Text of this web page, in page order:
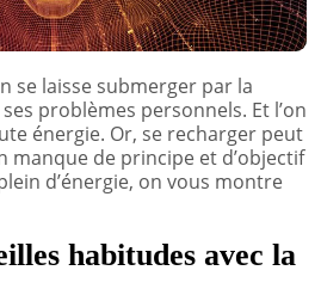
se laisse submerger par la
problèmes personnels. Et l’on
énergie. Or, se recharger peut
manque de principe et d’objectif
d’énergie, on vous montre
habitudes avec la